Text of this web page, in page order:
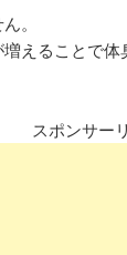
。
えることで
スポンサー